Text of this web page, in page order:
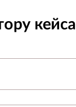
кейса